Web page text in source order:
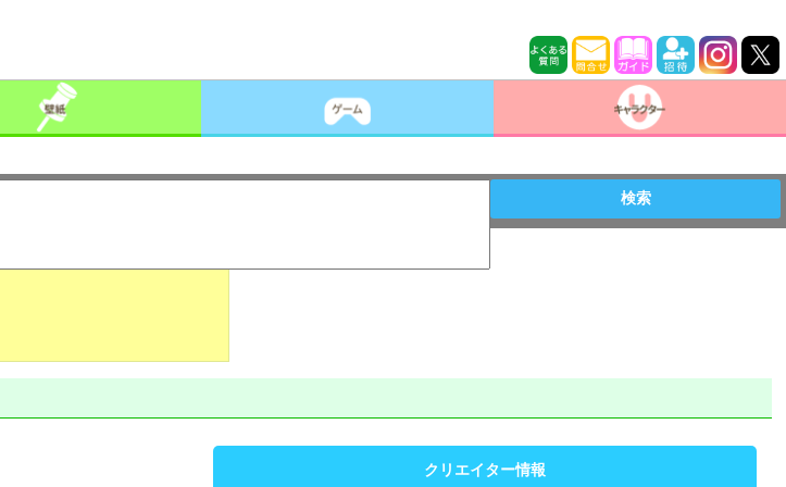
検索
クリエイター情報